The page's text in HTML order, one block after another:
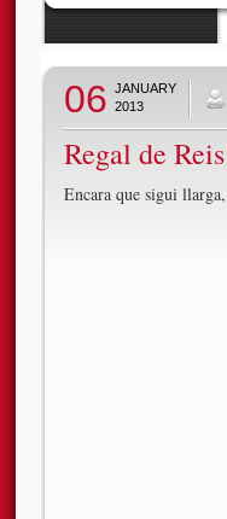
06 JANUARY
2013
Regal de
Encara que sigui